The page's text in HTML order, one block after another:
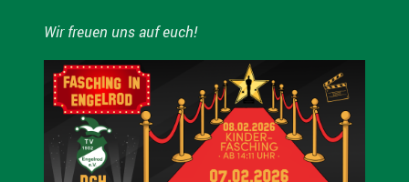
Wir freuen uns auf euch!